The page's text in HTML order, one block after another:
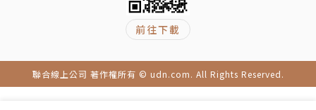
界，一個是真實的世界，充斥著吃藥、逐漸淡去的家人
——彷彿永遠隱居於某個危險的私人星球，永世不得離
界，那個常令外界駭然，事實上更常驚嚇到患者本人的
殘酷世界。
前往下載
聯合線上公司 著作權所有 © udn.com. All Rights Reserved.